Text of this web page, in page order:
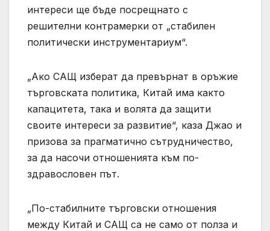
интереси ще бъде посрещнато с
решителни контрамерки от „стабилен
политически инструментариум“.
„Ако САЩ изберат да превърнат в оръжие
търговската политика, Китай има както
капацитета, така и волята да защити
своите интереси за развитие“, каза Джао и
призова за прагматично сътрудничество,
за да насочи отношенията към по-
здравословен път.
„По-стабилните търговски отношения
между Китай и САЩ са не само от полза и